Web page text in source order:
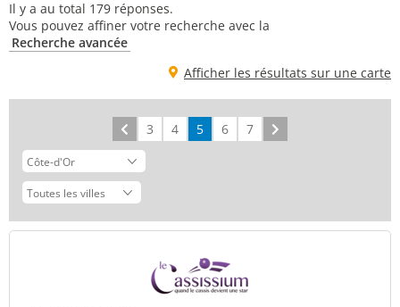
Il y a au total 179 réponses.
Vous pouvez affiner votre recherche avec la
Recherche avancée
Afficher les résultats sur une carte
Précédent
3 4 5 6 7